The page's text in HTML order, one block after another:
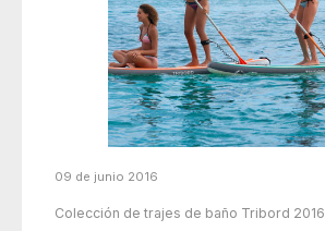
09 de junio 2016
Colección de trajes de baño Tribord 2016